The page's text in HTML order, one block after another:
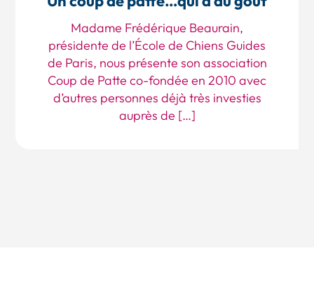
Madame Frédérique Beaurain,
présidente de l’École de Chiens Guides
de Paris, nous présente son association
Coup de Patte co-fondée en 2010 avec
d’autres personnes déjà très investies
auprès de […]